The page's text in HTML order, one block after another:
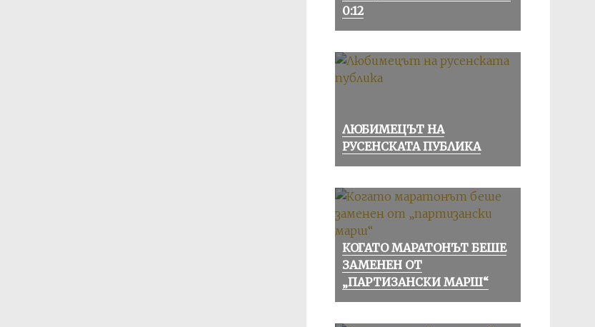
0:12
ЛЮБИМЕЦЪТ НА
РУСЕНСКАТА ПУБЛИКА
КОГАТО МАРАТОНЪТ БЕШЕ
ЗАМЕНЕН ОТ
„ПАРТИЗАНСКИ МАРШ“